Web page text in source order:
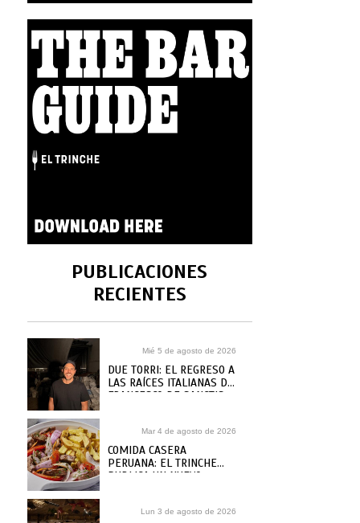
PUBLICACIONES
RECIENTES
Mié 5 de agosto de 2026
DUE TORRI: EL REGRESO A
LAS RAÍCES ITALIANAS DE
FRANCESCO DE SANCTIS
Mar 4 de agosto de 2026
COMIDA CASERA
PERUANA: EL TRINCHE
PUBLICA UN NUEVO
Lun 3 de agosto de 2026